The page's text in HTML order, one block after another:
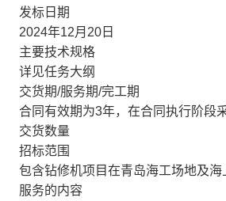
发标日期
2024年12月20日
主要技术规格
详见任务大纲
交货期/服务期/完工期
合同有效期为3年，在合同执行阶段采
交货数量
招标范围
包含钻修机项目在青岛海工场地及
服务的内容